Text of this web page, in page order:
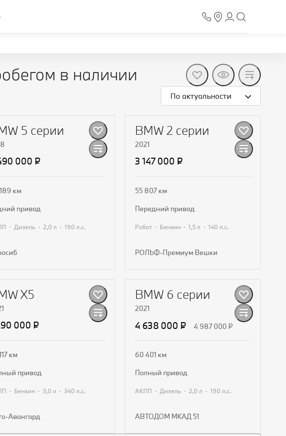
в наличии
По актуальности
5 серии
000 ₽
км
привод
· Дизель · 2,0 л · 190 л.с.
BMW 2 серии
2021
3 147 000 ₽
55 807 км
передний привод
Робот · Бензин · 1,5 л · 140 л.с.
РОЛЬФ-Премиум Вешки
X5
000 ₽
км
привод
· Бензин · 3,0 л · 340 л.с.
Авангард
BMW 6 серии
2021
4 638 000 ₽ 4 987 000 ₽
60 401 км
полный привод
АКПП · Дизель · 2,0 л · 190 л.с.
АВТОДОМ МКАД 51